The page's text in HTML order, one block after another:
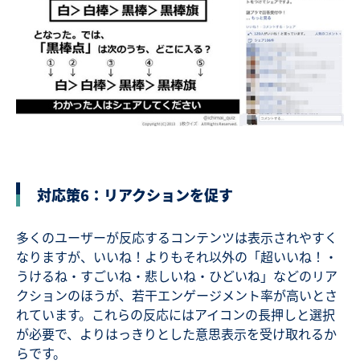
対応策6：リアクションを促す
多くのユーザーが反応するコンテンツは表示されやすく
なりますが、いいね！よりもそれ以外の「超いいね！・
うけるね・すごいね・悲しいね・ひどいね」などのリア
クションのほうが、若干エンゲージメント率が高いとさ
れています。これらの反応にはアイコンの長押しと選択
が必要で、よりはっきりとした意思表示を受け取れるか
らです。